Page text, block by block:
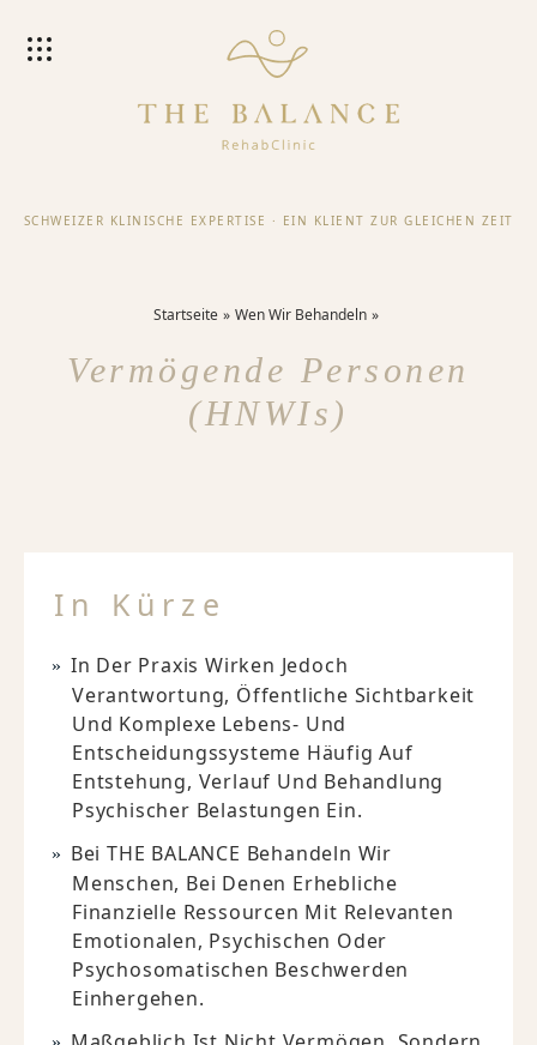
SCHWEIZER KLINISCHE EXPERTISE · EIN KLIENT ZUR GLEICHEN ZEIT
Startseite Wen Wir Behandeln
Vermögende Personen
(HNWIs)
In Kürze
In Der Praxis Wirken Jedoch
Verantwortung, Öffentliche Sichtbarkeit
Und Komplexe Lebens- Und
Entscheidungssysteme Häufig Auf
Entstehung, Verlauf Und Behandlung
Psychischer Belastungen Ein.
Bei THE BALANCE Behandeln Wir
Menschen, Bei Denen Erhebliche
Finanzielle Ressourcen Mit Relevanten
Emotionalen, Psychischen Oder
Psychosomatischen Beschwerden
Einhergehen.